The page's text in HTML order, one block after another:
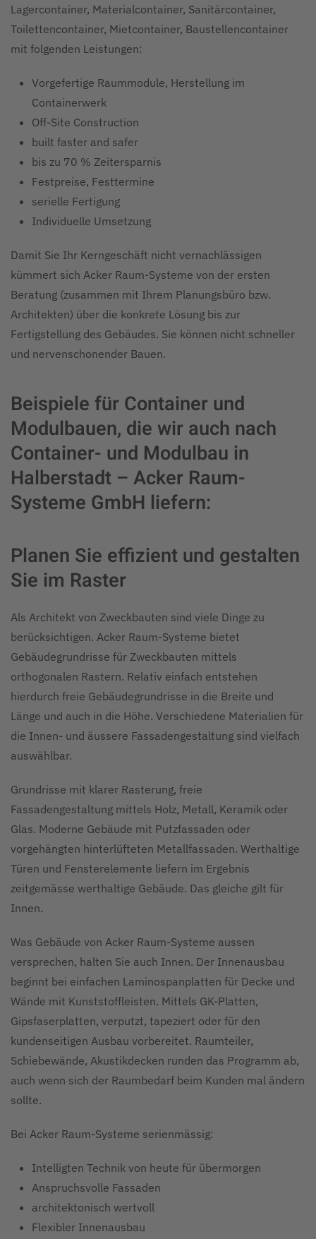
Lagercontainer, Materialcontainer, Sanitärcontainer,
Toilettencontainer, Mietcontainer, Baustellencontainer
mit folgenden Leistungen:
Vorgefertige Raummodule, Herstellung im
Containerwerk
Off-Site Construction
built faster and safer
bis zu 70 % Zeitersparnis
Festpreise, Festtermine
serielle Fertigung
Individuelle Umsetzung
Damit Sie Ihr Kerngeschäft nicht vernachlässigen
kümmert sich Acker Raum-Systeme von der ersten
Beratung (zusammen mit Ihrem Planungsbüro bzw.
Architekten) über die konkrete Lösung bis zur
Fertigstellung des Gebäudes. Sie können nicht schneller
und nervenschonender Bauen.
Beispiele für Container und
Modulbauen, die wir auch nach
Container- und Modulbau in
Halberstadt – Acker Raum-
Systeme GmbH liefern:
Planen Sie effizient und gestalten
Sie im Raster
Als Architekt von Zweckbauten sind viele Dinge zu
berücksichtigen. Acker Raum-Systeme bietet
Gebäudegrundrisse für Zweckbauten mittels
orthogonalen Rastern. Relativ einfach entstehen
hierdurch freie Gebäudegrundrisse in die Breite und
Länge und auch in die Höhe. Verschiedene Materialien für
die Innen- und äussere Fassadengestaltung sind vielfach
auswählbar.
Grundrisse mit klarer Rasterung, freie
Fassadengestaltung mittels Holz, Metall, Keramik oder
Glas. Moderne Gebäude mit Putzfassaden oder
vorgehängten hinterlüfteten Metallfassaden. Werthaltige
Türen und Fensterelemente liefern im Ergebnis
zeitgemässe werthaltige Gebäude. Das gleiche gilt für
Innen.
Was Gebäude von Acker Raum-Systeme aussen
versprechen, halten Sie auch Innen. Der Innenausbau
beginnt bei einfachen Laminospanplatten für Decke und
Wände mit Kunststoffleisten. Mittels GK-Platten,
Gipsfaserplatten, verputzt, tapeziert oder für den
kundenseitigen Ausbau vorbereitet. Raumteiler,
Schiebewände, Akustikdecken runden das Programm ab,
auch wenn sich der Raumbedarf beim Kunden mal ändern
sollte.
Bei Acker Raum-Systeme serienmässig:
Intelligten Technik von heute für übermorgen
Anspruchsvolle Fassaden
architektonisch wertvoll
Flexibler Innenausbau